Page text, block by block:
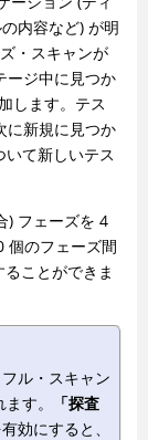
内容など) が明
・スキャンが
ージ中に見つか
します。テス
に新規に見つか
いて新しいテス
) フェーズを 4
個のフェーズ間
ることができま
ル・スキャン
す。
「探査
効にすると、